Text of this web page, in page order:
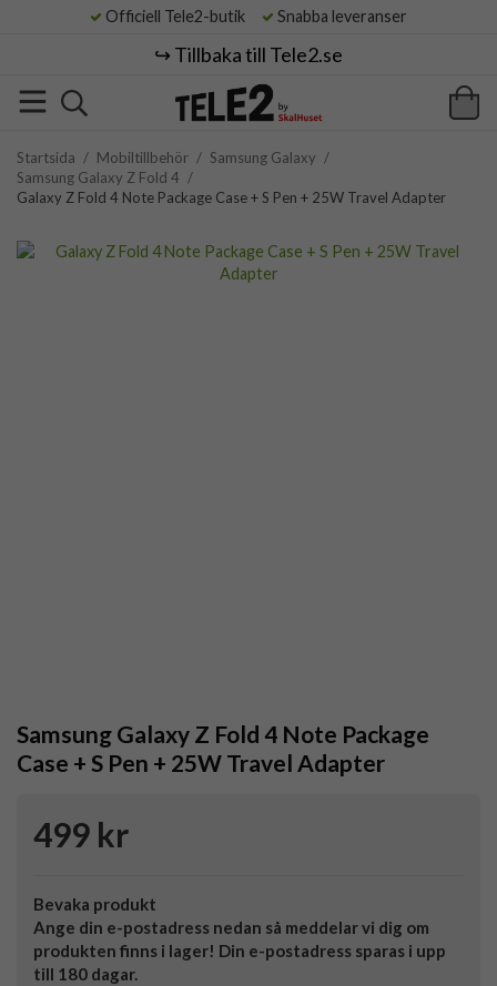
Officiell Tele2-butik Snabba leveranser
↪️ Tillbaka till Tele2.se
Startsida / Mobiltillbehör / Samsung Galaxy /
Samsung Galaxy Z Fold 4 /
Galaxy Z Fold 4 Note Package Case + S Pen + 25W Travel Adapter
Samsung Galaxy Z Fold 4 Note Package
Case + S Pen + 25W Travel Adapter
499 kr
Bevaka produkt
Ange din e-postadress nedan så meddelar vi dig om
produkten finns i lager! Din e-postadress sparas i upp
till 180 dagar.